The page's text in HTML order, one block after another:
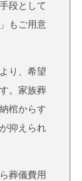
段として
もご用意
り、希望
。家族葬
棺からす
抑えられ
葬儀費用